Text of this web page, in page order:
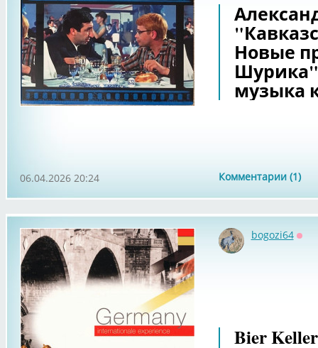
Новые
музыка
Комментарии (1)
06.04.2026 20:24
bogozi64
Bier